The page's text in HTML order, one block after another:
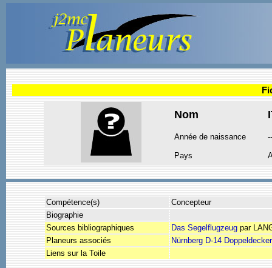
Nom
Année de naissance --
Pays
Compétence(s)
Concepteur
Biographie
Sources bibliographiques
Das Segelflugzeug par
Planeurs associés
Nürnberg D-14 Doppeldecker
Liens sur la Toile